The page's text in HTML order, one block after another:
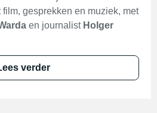
gesprekken en muziek, met
en journalist Holger
verder